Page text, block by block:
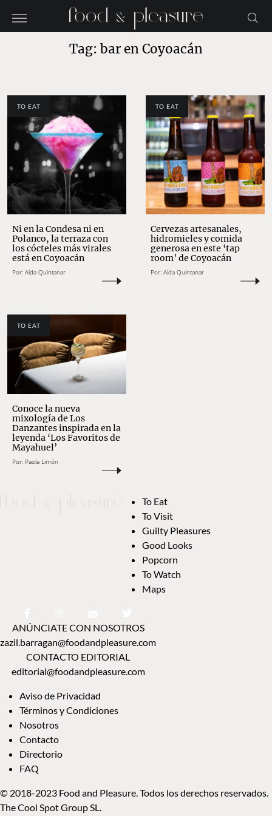
Tag: bar en Coyoacán
TO EAT
Ni en la Condesa ni en
Polanco, la terraza con
los cócteles más virales
está en Coyoacán
Por: Aída Quintanar
TO EAT
Cervezas artesanales,
hidromieles y comida
generosa en este ‘tap
room’ de Coyoacán
Por: Aída Quintanar
TO EAT
Conoce la nueva
mixología de Los
Danzantes inspirada en la
leyenda ‘Los Favoritos de
Mayahuel’
Por: Paola Limón
To Eat
To Visit
Guilty Pleasures
Good Looks
Popcorn
To Watch
Maps
ANÚNCIATE CON NOSOTROS
zazil.barragan@foodandpleasure.com
CONTACTO EDITORIAL
editorial@foodandpleasure.com
Aviso de Privacidad
Términos y Condiciones
Nosotros
Contacto
Directorio
FAQ
© 2018-2023 Food and Pleasure. Todos los derechos reservados.
The Cool Spot Group SL.